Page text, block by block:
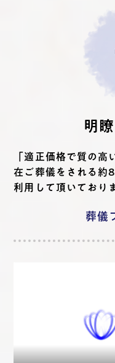
明
「適正価格で質の高
在ご葬儀をされる約
利用して頂いており
葬儀